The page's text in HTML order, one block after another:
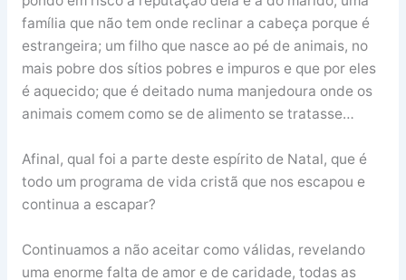
família que não tem onde reclinar a cabeça porque é
estrangeira; um filho que nasce ao pé de animais, no
mais pobre dos sítios pobres e impuros e que por eles
é aquecido; que é deitado numa manjedoura onde os
animais comem como se de alimento se tratasse…
Afinal, qual foi a parte deste espírito de Natal, que é
todo um programa de vida cristã que nos escapou e
continua a escapar?
Continuamos a não aceitar como válidas, revelando
uma enorme falta de amor e de caridade, todas as